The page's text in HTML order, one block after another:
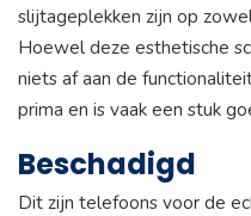
slijtageplekken zijn op
Hoewel deze esthetische
niets af aan de
prima en is vaak een stuk
Beschadigd
Dit zijn telefoons voor de